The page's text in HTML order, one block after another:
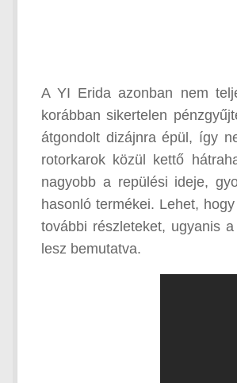
A YI Erida azonban nem
korábban sikertelen
átgondolt dizájnra épül, így
rotorkarok közül kettő
nagyobb a repülési ideje,
hasonló termékei. Lehet,
további részleteket, ugyanis
lesz bemutatva.